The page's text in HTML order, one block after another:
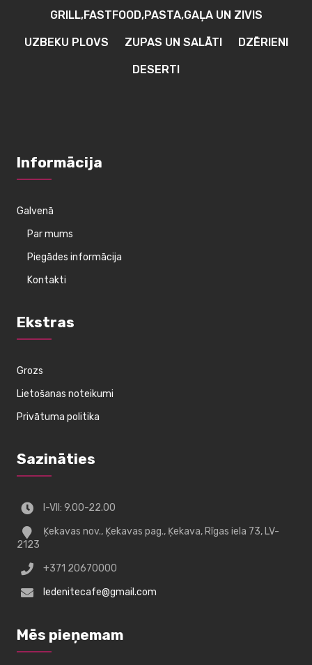
GRILL,FASTFOOD,PASTA,GAĻA UN ZIVIS
UZBEKU PLOVS ZUPAS UN SALĀTI DZĒRIENI
DESERTI
Informācija
Galvenā
Par mums
Piegādes informācija
Kontakti
Ekstras
Grozs
Lietošanas noteikumi
Privātuma politika
Sazināties
I-VII: 9.00-22.00
Ķekavas nov., Ķekavas pag., Ķekava, Rīgas iela 73, LV-
2123
+371 20670000
ledenitecafe@gmail.com
Mēs pieņemam